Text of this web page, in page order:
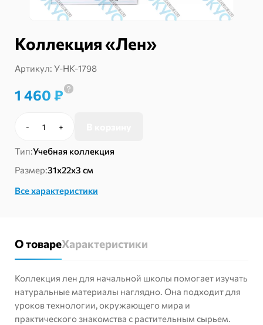
Коллекция «Лен»
Артикул: У-НК-1798
1 460 ₽
-
Количество
Коллекция
«Лен»
+
Тип:Учебная коллекция
Размер:31х22х3 см
Все характеристики
О товареХарактеристики
Коллекция лен для начальной школы помогает изучать
натуральные материалы наглядно. Она подходит для
уроков технологии, окружающего мира и
практического знакомства с растительным сырьем.